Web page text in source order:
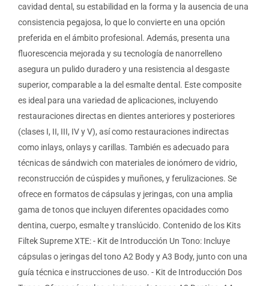
cavidad dental, su estabilidad en la forma y la ausencia de una
consistencia pegajosa, lo que lo convierte en una opción
preferida en el ámbito profesional. Además, presenta una
fluorescencia mejorada y su tecnología de nanorrelleno
asegura un pulido duradero y una resistencia al desgaste
superior, comparable a la del esmalte dental. Este composite
es ideal para una variedad de aplicaciones, incluyendo
restauraciones directas en dientes anteriores y posteriores
(clases I, II, III, IV y V), así como restauraciones indirectas
como inlays, onlays y carillas. También es adecuado para
técnicas de sándwich con materiales de ionómero de vidrio,
reconstrucción de cúspides y muñones, y ferulizaciones. Se
ofrece en formatos de cápsulas y jeringas, con una amplia
gama de tonos que incluyen diferentes opacidades como
dentina, cuerpo, esmalte y translúcido. Contenido de los Kits
Filtek Supreme XTE: - Kit de Introducción Un Tono: Incluye
cápsulas o jeringas del tono A2 Body y A3 Body, junto con una
guía técnica e instrucciones de uso. - Kit de Introducción Dos